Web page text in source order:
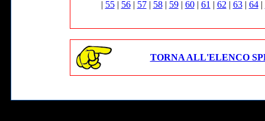
| 55| 56| 57| 58| 59| 60| 61 | 62 | 63| 64|
TORNA ALL'ELENCO